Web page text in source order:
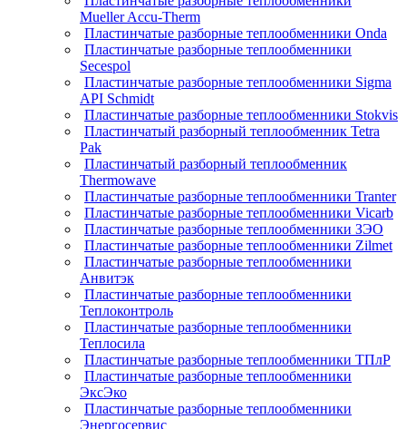
Mueller Accu-Therm
Пластинчатые разборные теплообменники Onda
Пластинчатые разборные теплообменники
Secespol
Пластинчатые разборные теплообменники Sigma
API Schmidt
Пластинчатые разборные теплообменники Stokvis
Пластинчатый разборный теплообменник Tetra
Pak
Пластинчатый разборный теплообменник
Thermowave
Пластинчатые разборные теплообменники Tranter
Пластинчатые разборные теплообменники Vicarb
Пластинчатые разборные теплообменники ЗЭО
Пластинчатые разборные теплообменники Zilmet
Пластинчатые разборные теплообменники
Анвитэк
Пластинчатые разборные теплообменники
Теплоконтроль
Пластинчатые разборные теплообменники
Теплосила
Пластинчатые разборные теплообменники ТПлР
Пластинчатые разборные теплообменники
ЭксЭко
Пластинчатые разборные теплообменники
Энергосервис